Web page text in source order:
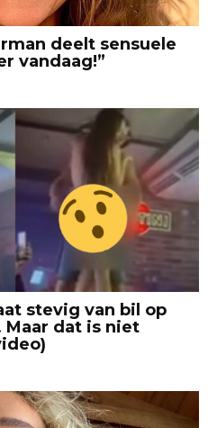
deelt sensuele
vandaag!”
stevig van bil op
dat is niet